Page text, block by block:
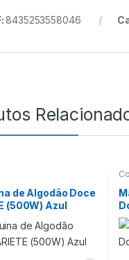
8435253558046
de Algodão Doce
(500W) Azul